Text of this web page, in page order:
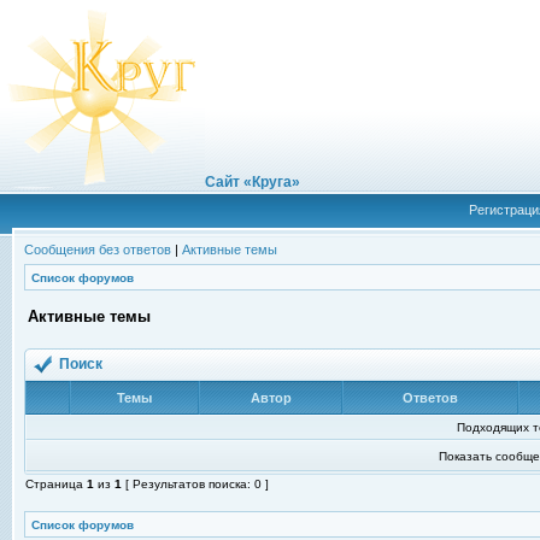
Сайт «Круга»
Сообщения без ответов | Активные темы
Список форумов
Активные темы
Поиск
Темы Автор Ответов
Подходящих
Показать
Страница 1 из 1 [ Результатов поиска: 0 ]
Список форумов